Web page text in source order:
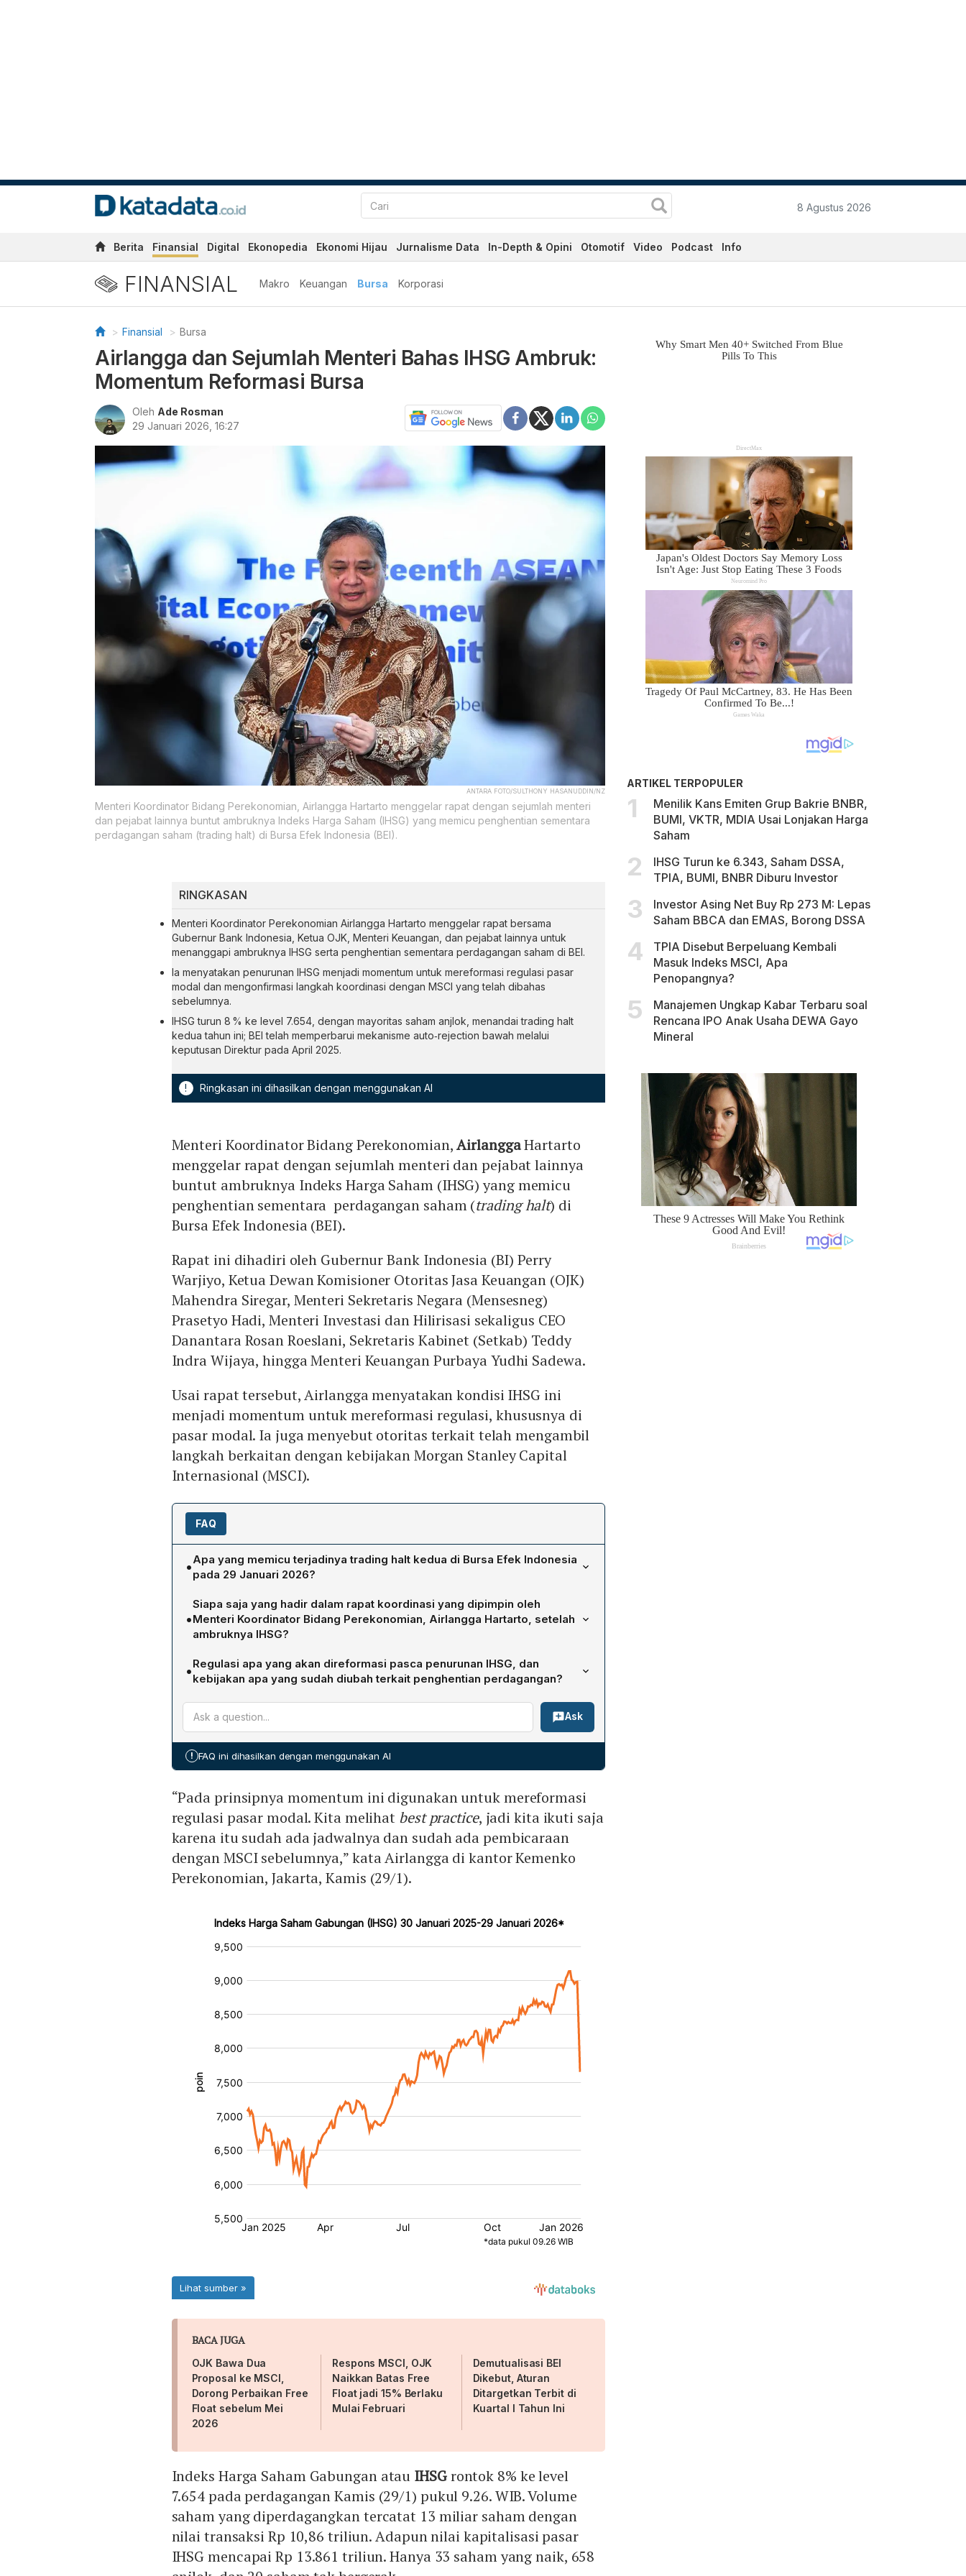
8 Agustus 2026
Berita Finansial Digital Ekonopedia Ekonomi Hijau Jurnalisme Data In-Depth & Opini Otomotif Video Podcast Info
FINANSIAL Makro Keuangan Bursa Korporasi
Finansial Bursa
Airlangga dan Sejumlah Menteri Bahas IHSG Ambruk:
Momentum Reformasi Bursa
Oleh Ade Rosman
29 Januari 2026, 16:27
ANTARA FOTO/SULTHONY HASANUDDIN/NZ
Menteri Koordinator Bidang Perekonomian, Airlangga Hartarto menggelar rapat dengan sejumlah menteri
dan pejabat lainnya buntut ambruknya Indeks Harga Saham (IHSG) yang memicu penghentian sementara
perdagangan saham (trading halt) di Bursa Efek Indonesia (BEI).
RINGKASAN
Menteri Koordinator Perekonomian Airlangga Hartarto menggelar rapat bersama
Gubernur Bank Indonesia, Ketua OJK, Menteri Keuangan, dan pejabat lainnya untuk
menanggapi ambruknya IHSG serta penghentian sementara perdagangan saham di BEI.
Ia menyatakan penurunan IHSG menjadi momentum untuk mereformasi regulasi pasar
modal dan mengonfirmasi langkah koordinasi dengan MSCI yang telah dibahas
sebelumnya.
IHSG turun 8 % ke level 7.654, dengan mayoritas saham anjlok, menandai trading halt
kedua tahun ini; BEI telah memperbarui mekanisme auto‑rejection bawah melalui
keputusan Direktur pada April 2025.
! Ringkasan ini dihasilkan dengan menggunakan AI
Menteri Koordinator Bidang Perekonomian,AirlanggaHartarto
menggelar rapat dengan sejumlah menteri dan pejabat lainnya
buntut ambruknya Indeks Harga Saham (IHSG) yang memicu
penghentian sementara perdagangan saham (trading halt) di
Bursa Efek Indonesia (BEI).
Rapat ini dihadiri oleh Gubernur Bank Indonesia (BI) Perry
Warjiyo, Ketua Dewan Komisioner Otoritas Jasa Keuangan (OJK)
Mahendra Siregar, Menteri Sekretaris Negara (Mensesneg)
Prasetyo Hadi, Menteri Investasi dan Hilirisasi sekaligus CEO
Danantara Rosan Roeslani, Sekretaris Kabinet (Setkab) Teddy
Indra Wijaya, hingga Menteri Keuangan Purbaya Yudhi Sadewa.
Usai rapat tersebut, Airlangga menyatakan kondisi IHSG ini
menjadi momentum untuk mereformasi regulasi, khususnya di
pasar modal. Ia juga menyebut otoritas terkait telah mengambil
langkah berkaitan dengan kebijakan Morgan Stanley Capital
Internasional (MSCI).
FAQ
•Apa yang memicu terjadinya trading halt kedua di Bursa Efek Indonesia
pada 29 Januari 2026?
Trading halt kedua dipicu oleh penurunan tajam Indeks Harga Saham Gabungan
(IHSG) sebesar 8% ke level 7.654 pada pukul 9.26 WIB, yang mengakibatkan
volatilitas tinggi dan kekhawatiran likuiditas di pasar, sehingga BEI memutuskan untuk
menghentikan sementara perdagangan demi stabilitas sistem.
•
Siapa saja yang hadir dalam rapat koordinasi yang dipimpin oleh
Menteri Koordinator Bidang Perekonomian, Airlangga Hartarto, setelah
ambruknya IHSG?
Rapat tersebut dihadiri oleh Gubernur Bank Indonesia Perry Warjiyo, Ketua Dewan
Komisioner OJK Mahendra Siregar, Menteri Sekretaris Negara Prasetyo Hadi,
Menteri Investasi dan Hilirisasi sekaligus CEO Danantara Rosan Roeslani, Sekretaris
Kabinet Teddy Indra Wijaya, serta Menteri Keuangan Purbaya Yudhi Sadewa.
•Regulasi apa yang akan direformasi pasca penurunan IHSG, dan
kebijakan apa yang sudah diubah terkait penghentian perdagangan?
Airlangga menyatakan momentum penurunan IHSG akan dimanfaatkan untuk
mereformasi regulasi pasar modal, termasuk mengadopsi best practice dari MSCI
yang telah dibahas sebelumnya. Selain itu, BEI telah menerbitkan Surat Keputusan
2025, yang memperbarui mekanisme auto rejection bawah (ARB) untuk mengatur
Ask
! FAQ ini dihasilkan dengan menggunakan AI
“Pada prinsipnya momentum ini digunakan untuk mereformasi
regulasi pasar modal. Kita melihat best practice, jadi kita ikuti saja
karena itu sudah ada jadwalnya dan sudah ada pembicaraan
dengan MSCI sebelumnya,” kata Airlangga di kantor Kemenko
Perekonomian, Jakarta, Kamis (29/1).
BACA JUGA
OJK Bawa Dua
Proposal ke MSCI,
Dorong Perbaikan Free
Float sebelum Mei
2026
Respons MSCI, OJK
Naikkan Batas Free
Float jadi 15% Berlaku
Mulai Februari
Demutualisasi BEI
Dikebut, Aturan
Ditargetkan Terbit di
Kuartal I Tahun Ini
Indeks Harga Saham Gabungan atau IHSGrontok 8% ke level
7.654 pada perdagangan Kamis (29/1) pukul 9.26. WIB. Volume
saham yang diperdagangkan tercatat 13 miliar saham dengan
nilai transaksi Rp 10,86 triliun. Adapun nilai kapitalisasi pasar
IHSG mencapai Rp 13.861 triliun. Hanya 33 saham yang naik, 658
ARTIKEL TERPOPULER
Menilik Kans Emiten Grup Bakrie BNBR,
BUMI, VKTR, MDIA Usai Lonjakan Harga
Saham
IHSG Turun ke 6.343, Saham DSSA,
TPIA, BUMI, BNBR Diburu Investor
Investor Asing Net Buy Rp 273 M: Lepas
Saham BBCA dan EMAS, Borong DSSA
TPIA Disebut Berpeluang Kembali
Masuk Indeks MSCI, Apa
Penopangnya?
Manajemen Ungkap Kabar Terbaru soal
Rencana IPO Anak Usaha DEWA Gayo
Mineral